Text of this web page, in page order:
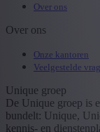
Over ons
Over ons
Onze kantoren
Veelgestelde
Unique groep
De Unique groep is
bundelt: Unique,
kennis- en